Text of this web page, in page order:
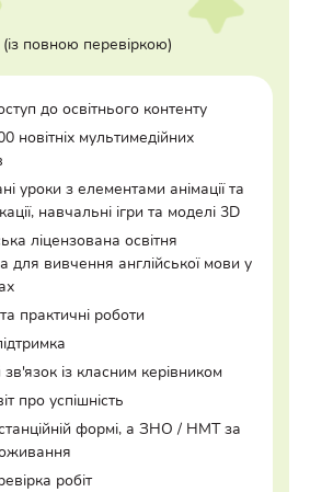
(із повною перевіркою)
до освітнього контенту
новітніх мультимедійних
уроки з елементами анімації та
навчальні ігри та моделі 3D
ліцензована освітня
для вивчення англійської мови у
практичні роботи
зв'язок із класним керівником
про успішність
формі, а ЗНО / НМТ за
робіт